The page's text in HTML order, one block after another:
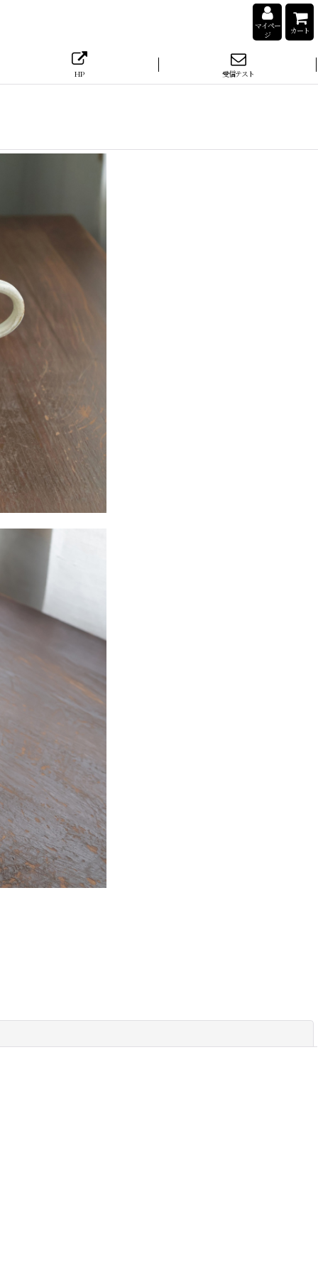
マイペー
ジ
カート
HP 受信テスト